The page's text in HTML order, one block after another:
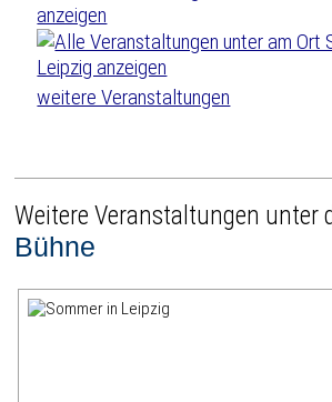
weitere Veranstaltungen
Weitere Veranstaltungen unter
Bühne